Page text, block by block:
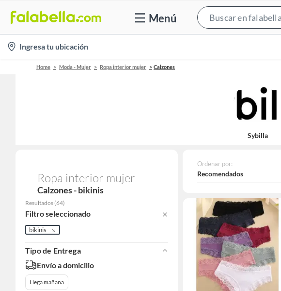
Menú
location-
icon
Ingresa tu ubicación
Home Moda - Mujer Ropa interior mujer Calzones
Sybilla
Ropa interior mujer
Calzones - bikinis
Resultados (64)
Filtro seleccionado
bikinis
Tipo de Entrega
Envío a domicilio
Llega mañana
Ordenar por:
Recomendados